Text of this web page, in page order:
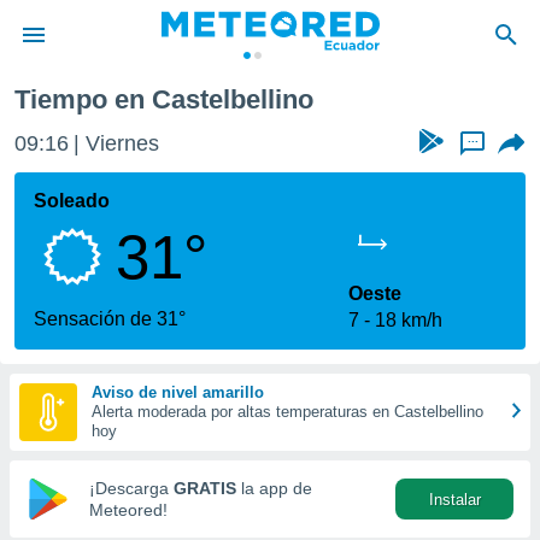
de
ha
calidad.
a este
las
y
forma
digital
basada
Tiempo en Castelbellino
09:16 Viernes ...
Soleado
31°
Sensación de 31°
Oeste
7
18 km/h
Aviso de nivel amarillo
Alerta moderada por altas temperaturas en Castelbellino
hoy
¡Descarga GRATIS la app de
Meteored!
Instalar